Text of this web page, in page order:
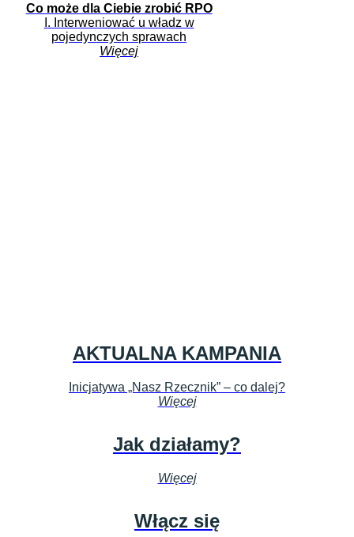
Co może dla Ciebie zrobić RPO
I. Interweniować u władz w
pojedynczych sprawach
Więcej
AKTUALNA KAMPANIA
Inicjatywa „Nasz Rzecznik” – co dalej?
Więcej
Jak działamy?
Więcej
Włącz się